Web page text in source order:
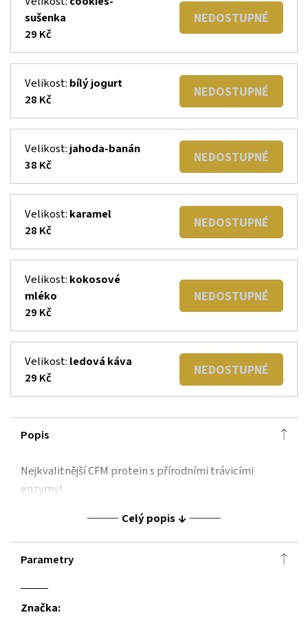
sušenka
29 Kč
NEDOSTUPNÉ
Velikost: bílý jogurt
28 Kč
NEDOSTUPNÉ
Velikost: jahoda-banán
38 Kč
NEDOSTUPNÉ
Velikost: karamel
28 Kč
NEDOSTUPNÉ
Velikost: kokosové
mléko
29 Kč
NEDOSTUPNÉ
Velikost: ledová káva
29 Kč
NEDOSTUPNÉ
Popis
Nejkvalitnější CFM protein s přírodními trávicími
enzymy!
Celý popis
Parametry
Značka: